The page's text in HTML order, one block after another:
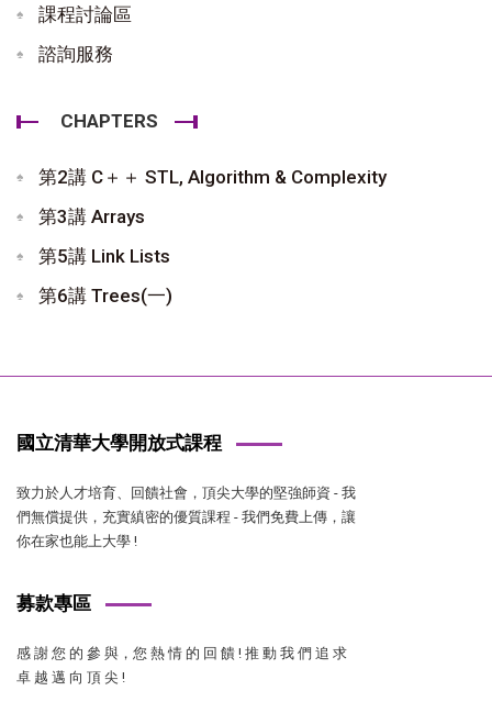
課程討論區
諮詢服務
CHAPTERS
第2講 C＋＋ STL, Algorithm & Complexity
第3講 Arrays
第5講 Link Lists
第6講 Trees(一)
國立清華大學開放式課程
致力於人才培育、回饋社會，頂尖大學的堅強師資 - 我
們無償提供，充實縝密的優質課程 - 我們免費上傳，讓
你在家也能上大學 !
募款專區
感 謝 您 的 參 與，您 熱 情 的 回 饋 ! 推 動 我 們 追 求
卓 越 邁 向 頂 尖 !